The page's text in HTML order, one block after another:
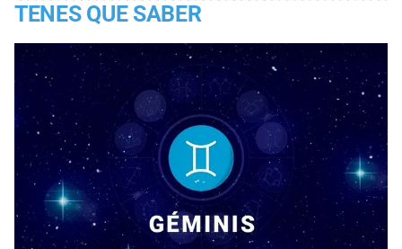
TENES QUE SABER